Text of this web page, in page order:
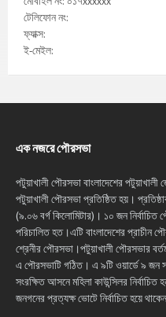
টেলিফোন নং:
ফ্যাক্স:
ই-মেইল:
এক নজরে পৌরসভা
পটুয়াখালী পৌরসভা বাংলাদেশের
পটুয়াখালী পৌরসভা প্রতিষ্ঠিত হয়।
(৯.০৬ বর্গ কিলোমিটার)। ১০ জন
পরিচালিত হত।এটি বাংলাদেশের
শ্রেনীর পৌরসভা।পটুয়াখালী পৌরসভার
এ পৌরসভাটি গঠিত। এ ৯টি ওয়ার্ডে ৯ জন
সংরক্ষিত আসনে মহিলা কাউন্সিলর
জনগনের প্রত্যক্ষ ভোটে নির্বাচিত হয়ে